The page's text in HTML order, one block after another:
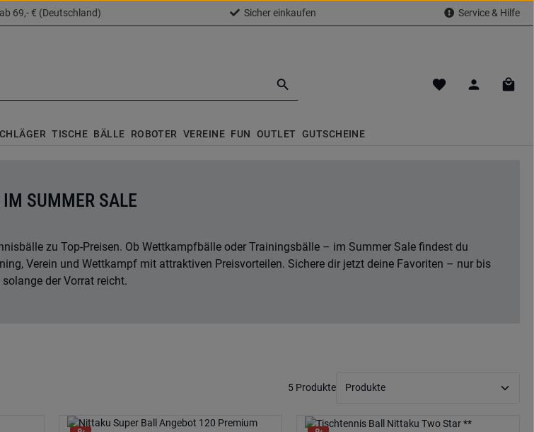
69,- € (Deutschland) Sicher einkaufen
Service & Hilfe
Du hast 0 Produkte
TISCHE BÄLLE ROBOTER VEREINE FUN OUTLET GUTSCHEINE
SUMMER SALE
zu Top-Preisen. Ob Wettkampfbälle oder Trainingsbälle – im Summer Sale findest du
Verein und Wettkampf mit attraktiven Preisvorteilen. Sichere dir jetzt deine Favoriten – nur bis
der Vorrat reicht.
5 Produkte